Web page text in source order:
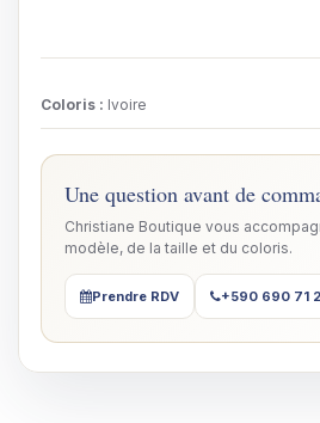
Coloris : Ivoire
Une question avant de
Christiane Boutique vous
modèle, de la taille et du coloris.
Prendre RDV +590 690 71